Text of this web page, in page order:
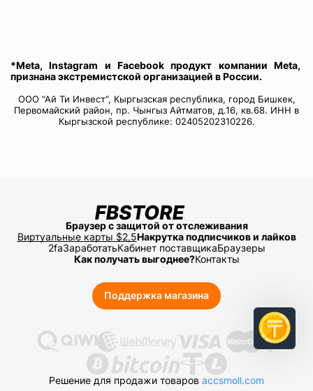
*Meta, Instagram и Facebook продукт компании Meta,
признана экстремистской организацией в России.
ООО “Ай Ти Инвест”, Кыргызская республика, город Бишкек,
Первомайский район, пр. Чынгыз Айтматов, д.16, кв.68. ИНН в
Кыргызской республике: 02405202310226.
Браузер с защитой от отслеживания
Виртуальные карты $2,5Накрутка подписчиков и лайков
2faЗаработатьКабинет поставщикаБраузеры
Как получать выгоднее?Контакты
Поддержка магазина
Решение для продажи товаров accsmoll.com